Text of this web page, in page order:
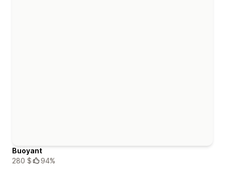
Buoyant
280 $
94%